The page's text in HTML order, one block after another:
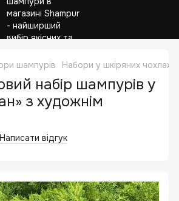
шампурів Набори у шкіряних чохлах
набір шампурів у
з художнім
Написати відгук